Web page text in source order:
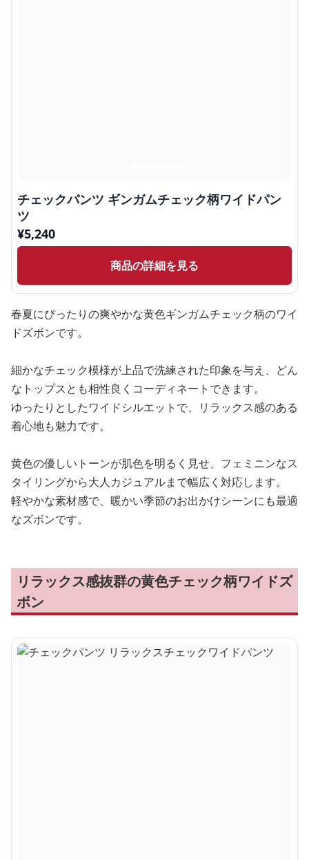
チェックパンツ ギンガムチェック柄ワイドパン
ツ
¥5,240
商品の詳細を見る
春夏にぴったりの爽やかな黄色ギンガムチェック柄のワイ
ドズボンです。
細かなチェック模様が上品で洗練された印象を与え、どん
なトップスとも相性良くコーディネートできます。
ゆったりとしたワイドシルエットで、リラックス感のある
着心地も魅力です。
黄色の優しいトーンが肌色を明るく見せ、フェミニンなス
タイリングから大人カジュアルまで幅広く対応します。
軽やかな素材感で、暖かい季節のお出かけシーンにも最適
なズボンです。
リラックス感抜群の黄色チェック柄ワイドズ
ボン